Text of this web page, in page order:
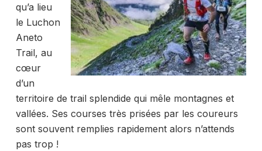
qu’a lieu
le Luchon
Aneto
Trail, au
cœur
d’un
territoire de trail splendide qui mêle montagnes et
vallées. Ses courses très prisées par les coureurs
sont souvent remplies rapidement alors n’attends
pas trop !